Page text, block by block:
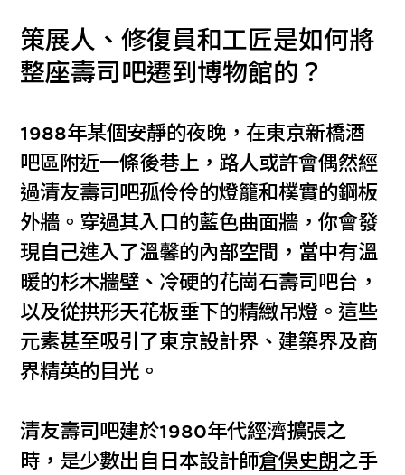
策展人、修復員和工匠是如何將
整座壽司吧遷到博物館的？
1988年某個安靜的夜晚，在東京新橋酒
吧區附近一條後巷上，路人或許會偶然經
過清友壽司吧孤伶伶的燈籠和樸實的鋼板
外牆。穿過其入口的藍色曲面牆，你會發
現自己進入了溫馨的內部空間，當中有溫
暖的杉木牆壁、冷硬的花崗石壽司吧台，
以及從拱形天花板垂下的精緻吊燈。這些
元素甚至吸引了東京設計界、建築界及商
界精英的目光。
清友壽司吧建於1980年代經濟擴張之
時，是少數出自日本設計師倉俁史朗之手